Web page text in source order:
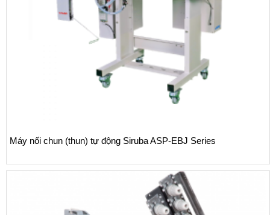
Máy nối chun (thun) tự động Siruba ASP-EBJ Series